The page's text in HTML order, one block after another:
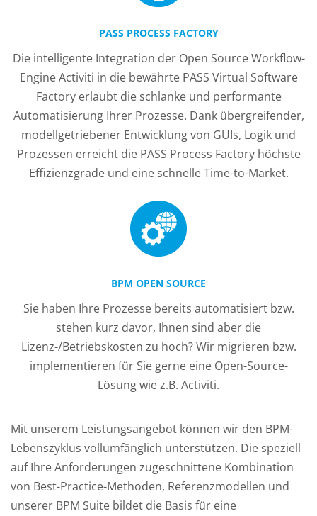
PASS PROCESS FACTORY
Die intelligente Integration der Open Source Workflow-
Engine Activiti in die bewährte PASS Virtual Software
Factory erlaubt die schlanke und performante
Automatisierung Ihrer Prozesse. Dank übergreifender,
modellgetriebener Entwicklung von GUIs, Logik und
Prozessen erreicht die PASS Process Factory höchste
Effizienzgrade und eine schnelle Time-to-Market.
BPM OPEN SOURCE
Sie haben Ihre Prozesse bereits automatisiert bzw.
stehen kurz davor, Ihnen sind aber die
Lizenz-/Betriebskosten zu hoch? Wir migrieren bzw.
implementieren für Sie gerne eine Open-Source-
Lösung wie z.B. Activiti.
Mit unserem Leistungsangebot können wir den BPM-
Lebenszyklus vollumfänglich unterstützen. Die speziell
auf Ihre Anforderungen zugeschnittene Kombination
von Best-Practice-Methoden, Referenzmodellen und
unserer BPM Suite bildet die Basis für eine